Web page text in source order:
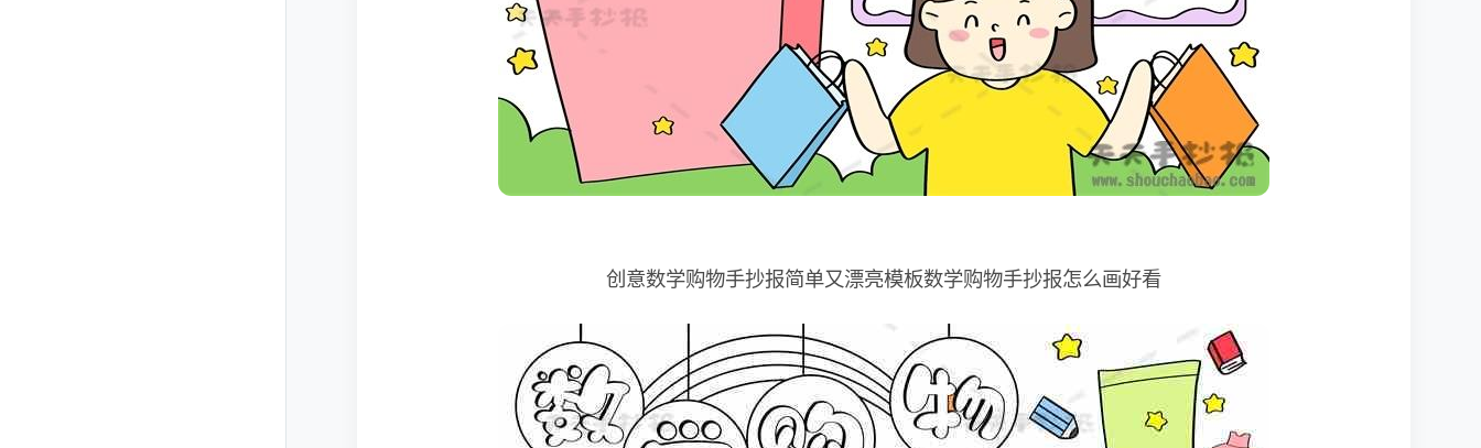
创意数学购物手抄报简单又漂亮模板数学购物手抄报怎么画好看